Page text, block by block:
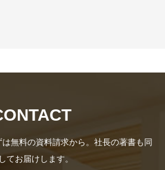
無料の資料請求から。社長の著書も同
てお届けします。